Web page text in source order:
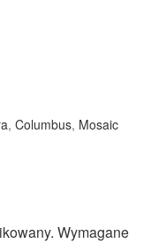
,Columbus, Mosaic
Wymagane